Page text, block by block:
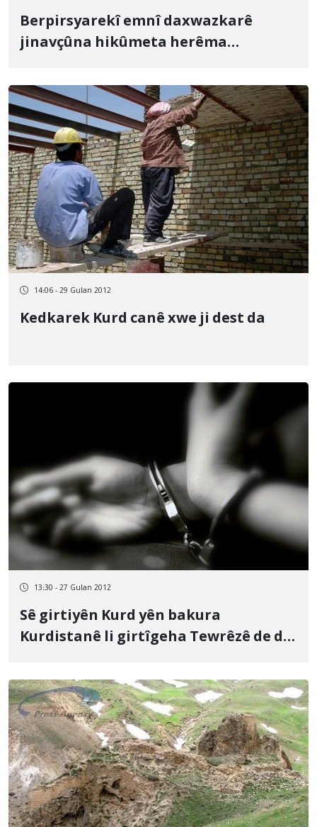
Berpirsyarekî emnî daxwazkarê
jinavçûna hikûmeta herêma
14:06 - 29 Gulan 2012
Kedkarek Kurd canê xwe ji dest da
13:30 - 27 Gulan 2012
Sê girtiyên Kurd yên bakura
Kurdistanê li girtîgeha Tewrêzê de de